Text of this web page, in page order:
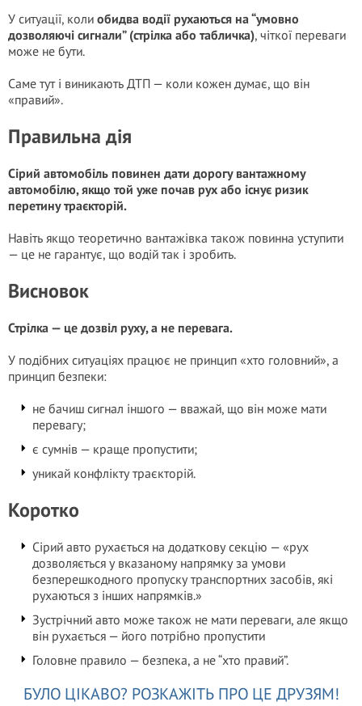
У ситуації, коли обидва водії рухаються на “умовно
дозволяючі сигнали” (стрілка або табличка), чіткої переваги
може не бути.
Саме тут і виникають ДТП — коли кожен думає, що він
«правий».
Правильна дія
Сірий автомобіль повинен дати дорогу вантажному
автомобілю, якщо той уже почав рух або існує ризик
перетину траєкторій.
Навіть якщо теоретично вантажівка також повинна уступити
— це не гарантує, що водій так і зробить.
Висновок
Стрілка — це дозвіл руху, а не перевага.
У подібних ситуаціях працює не принцип «хто головний», а
принцип безпеки:
не бачиш сигнал іншого — вважай, що він може мати
перевагу;
є сумнів — краще пропустити;
уникай конфлікту траєкторій.
Коротко
Сірий авто рухається на додаткову секцію — «рух
дозволяється у вказаному напрямку за умови
безперешкодного пропуску транспортних засобів, які
рухаються з інших напрямків.»
Зустрічний авто може також не мати переваги, але якщо
він рухається — його потрібно пропустити
Головне правило — безпека, а не “хто правий”.
БУЛО ЦІКАВО? РОЗКАЖІТЬ ПРО ЦЕ ДРУЗЯМ!